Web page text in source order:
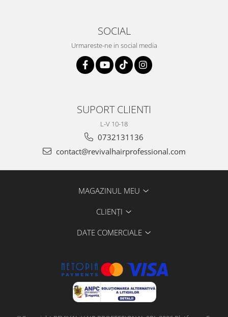
SOCIAL
Urmareste-ne in social media
SUPORT CLIENTI
L-V 10-18
0732131136
contact@revivalhairprofessional.com
MAGAZINUL MEU
CLIENȚI
DATE COMERCIALE